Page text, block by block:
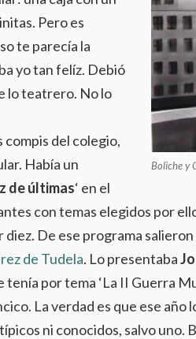
Boliche y
Pero es
te parecía la
yo tan felíz. Debió
lo teatrero. No lo
compis del colegio,
Había un
de últimas‘ en el
con temas elegidos por
De ese programa
de Tudela. Lo presentaba
por tema ‘La II Guerra
La verdad es que ese
ni conocidos, salvo uno.